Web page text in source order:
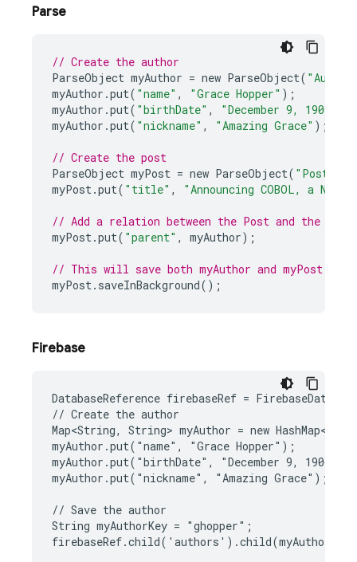
Parse
// Create the author
ParseObject myAuthor = new ParseObject(
myAuthor .put( "name" , "Grace Hopper" );
myAuthor .put( "birthDate" , "December 9, 1906"
myAuthor .put( "nickname" , "Amazing Grace" );
// Create the post
ParseObject myPost = new ParseObject( "Post"
myPost.put( "title" , "Announcing COBOL, a New
// Add a relation between the Post and the
myPost.put( "parent" , myAuthor);
// This will save both myAuthor and myPost
myPost. saveInBackground();
Firebase
DatabaseReference firebaseRef =
// Create the author
Map<String, String> myAuthor = new
myAuthor.put("name", "Grace Hopper");
myAuthor.put("birthDate", "December 9, 1906");
myAuthor.put("nickname", "Amazing Grace");
// Save the author
String myAuthorKey = "ghopper";